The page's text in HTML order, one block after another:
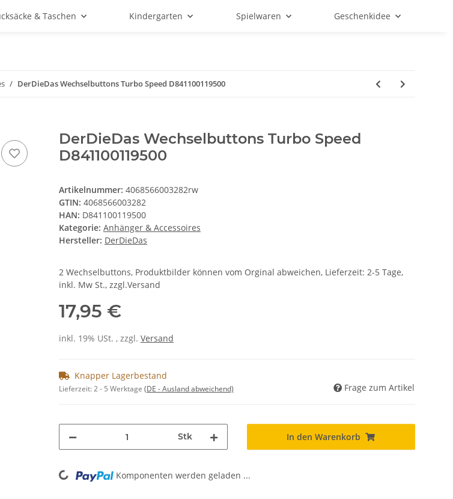
& Taschen Kindergarten Spielwaren Geschenkidee
DerDieDas Wechselbuttons Turbo Speed D841100119500
DerDieDas Wechselbuttons Turbo Speed
D841100119500
Artikelnummer: 4068566003282rw
GTIN: 4068566003282
HAN: D841100119500
Kategorie: Anhänger & Accessoires
Hersteller: DerDieDas
2 Wechselbuttons, Produktbilder können vom Orginal abweichen, Lieferzeit: 2-5 Tage,
inkl. Mw St., zzgl.Versand
17,95 €
inkl. 19% USt. , zzgl. Versand
Knapper Lagerbestand
Lieferzeit:2 - 5 Werktage (DE - Ausland abweichend) Frage zum Artikel
Stk In den Warenkorb
Loading... Komponenten werden geladen ...